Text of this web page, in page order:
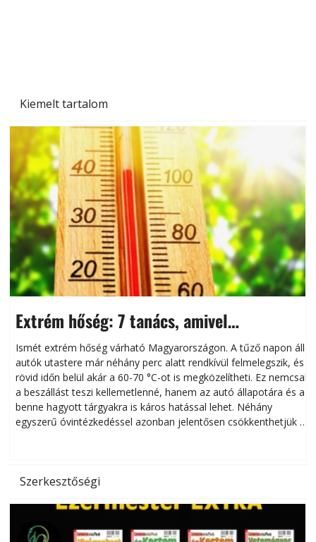
Kiemelt tartalom
Extrém hőség: 7 tanács, amivel
megóvhatjuk autónkat a nyári károktól
Ismét extrém hőség várható Magyarországon. A tűző napon álló
autók utastere már néhány perc alatt rendkívül felmelegszik, és
rövid időn belül akár a 60-70 °C-ot is megközelítheti. Ez nemcsak
a beszállást teszi kellemetlenné, hanem az autó állapotára és a
benne hagyott tárgyakra is káros hatással lehet. Néhány
egyszerű óvintézkedéssel azonban jelentősen csökkenthetjük a
Szerkesztőségi